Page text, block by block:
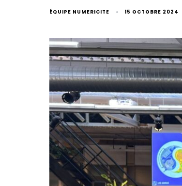
ÉQUIPE NUMERICITE 15 OCTOBRE 2024